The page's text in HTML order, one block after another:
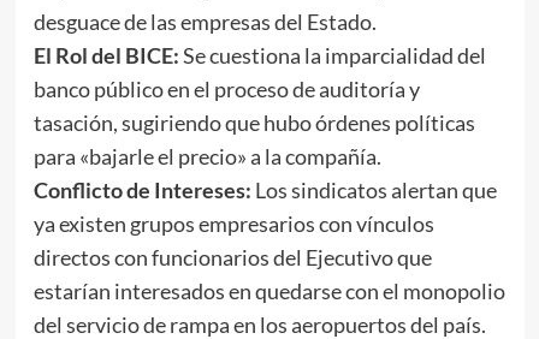
desguace de las empresas del Estado.
El Rol del BICE:Se cuestiona la imparcialidad del
banco público en el proceso de auditoría y
tasación, sugiriendo que hubo órdenes políticas
para «bajarle el precio» a la compañía.
Conflicto de Intereses: Los sindicatos alertan que
ya existen grupos empresarios con vínculos
directos con funcionarios del Ejecutivo que
estarían interesados en quedarse con el monopolio
del servicio de rampa en los aeropuertos del país.